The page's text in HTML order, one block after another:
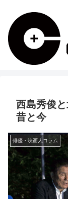
西島秀俊
昔と今
俳優・映画人コラム